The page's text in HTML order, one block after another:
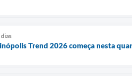
dias
Trend 2026 começa nesta